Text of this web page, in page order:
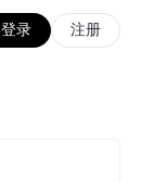
登录 注册